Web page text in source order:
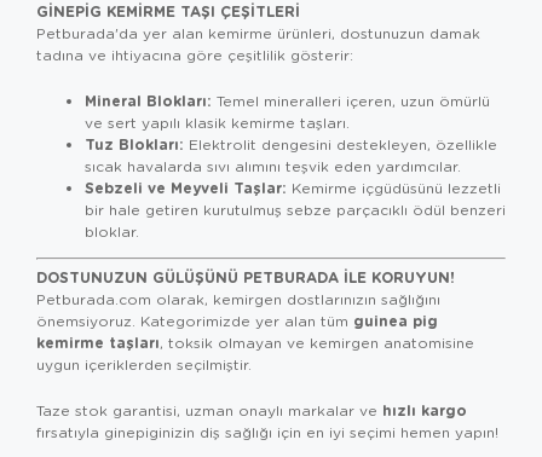
GINEPIG KEMIRME TAŞI ÇEŞITLERI
Petburada'da yer alan kemirme ürünleri, dostunuzun damak
tadına ve ihtiyacına göre çeşitlilik gösterir:
Mineral Blokları: Temel mineralleri içeren, uzun ömürlü
ve sert yapılı klasik kemirme taşları.
Tuz Blokları: Elektrolit dengesini destekleyen, özellikle
sıcak havalarda sıvı alımını teşvik eden yardımcılar.
Sebzeli ve Meyveli Taşlar: Kemirme içgüdüsünü lezzetli
bir hale getiren kurutulmuş sebze parçacıklı ödül benzeri
bloklar.
DOSTUNUZUN GÜLÜŞÜNÜ PETBURADA İLE KORUYUN!
Petburada.com olarak, kemirgen dostlarınızın sağlığını
önemsiyoruz. Kategorimizde yer alan tüm guinea pig
kemirme taşları, toksik olmayan ve kemirgen anatomisine
uygun içeriklerden seçilmiştir.
Taze stok garantisi, uzman onaylı markalar ve hızlı kargo
fırsatıyla ginepiginizin diş sağlığı için en iyi seçimi hemen yapın!